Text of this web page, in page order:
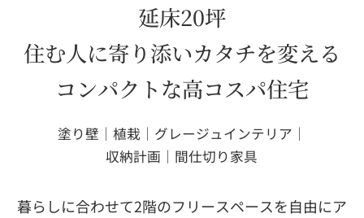
延床20坪
住む人に寄り添いカタチを変える
コンパクトな高コスパ住宅
塗り壁｜植栽｜グレージュインテリア｜
収納計画｜間仕切り家具
暮らしに合わせて2階のフリースペースを自由にア